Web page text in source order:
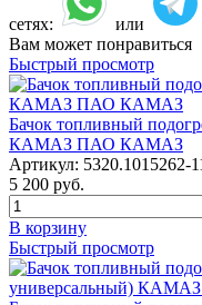
сетях: или
Вам может понравиться
Быстрый просмотр
Бачок топливный
КАМАЗ ПАО КАМАЗ
Артикул: 5320.1015262-
5 200 руб.
В корзину
Быстрый просмотр